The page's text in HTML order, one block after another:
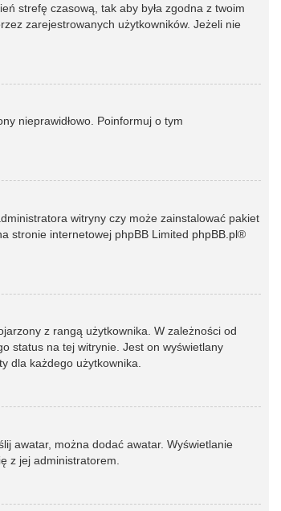
strefę czasową, tak aby była zgodna z twoim
zarejestrowanych użytkowników. Jeżeli nie
nieprawidłowo. Poinformuj o tym
witryny czy może zainstalować pakiet
stronie internetowej phpBB Limited phpBB.pl®
z rangą użytkownika. W zależności od
status na tej witrynie. Jest on wyświetlany
dla każdego użytkownika.
awatar, można dodać awatar. Wyświetlanie
z jej administratorem.